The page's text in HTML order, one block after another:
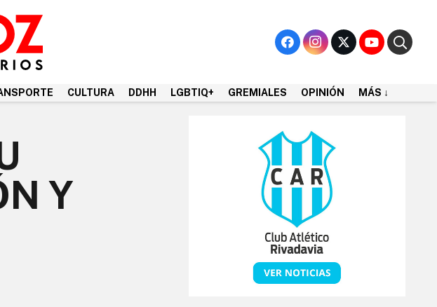
CULTURA DDHH LGBTIQ+ GREMIALES OPINIÓN MÁS ↓
Y